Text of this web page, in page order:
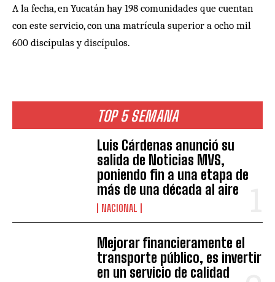
TOP 5 SEMANA
Luis Cárdenas anunció su
salida de Noticias MVS,
poniendo fin a una etapa de
más de una década al aire
NACIONAL
Mejorar financieramente el
transporte público, es invertir
en un servicio de calidad
A la fecha, en Yucatán hay 198 comunidades que cuentan
con este servicio, con una matrícula superior a ocho mil
600 discípulas y discípulos.